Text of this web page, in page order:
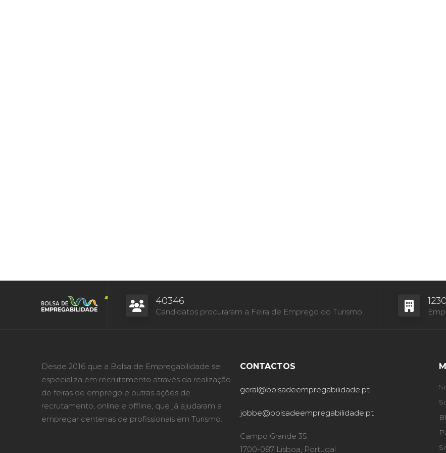
40346
Candidatos procuraram a Feira de Emprego do Turismo
1230
Desde 2016 que a Bolsa de Empregabilidade se
especializa em recrutamento através da realização
de feiras de emprego e outras ações de
recrutamento, online e offline, que já ajudaram a
empregar centenas de profissionais em Turismo.
CONTACTOS
geral@bolsadeempregabilidade.pt
jobbe@bolsadeempregabilidade.pt
Campo Grande 35
1700-087 Lisboa, Portugal